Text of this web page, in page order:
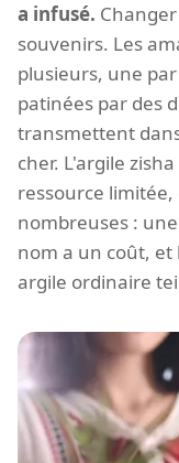
a infusé.
souvenirs. Les
plusieurs, une
patinées par des
transmettent
cher. L'argile
ressource
nombreuses :
nom a un coût, et
argile ordinaire